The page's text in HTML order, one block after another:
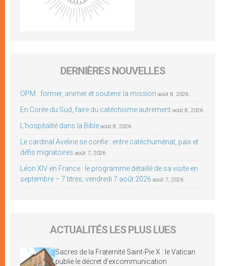
DERNIÈRES NOUVELLES
OPM : former, animer et soutenir la mission août 8, 2026
En Corée du Sud, faire du catéchisme autrement août 8, 2026
L’hospitalité dans la Bible août 8, 2026
Le cardinal Aveline se confie : entre catéchuménat, paix et
défis migratoires août 7, 2026
Léon XIV en France : le programme détaillé de sa visite en
septembre – 7 titres, vendredi 7 août 2026 août 7, 2026
ACTUALITÉS LES PLUS LUES
Sacres de la Fraternité Saint-Pie X : le Vatican
publie le décret d’excommunication